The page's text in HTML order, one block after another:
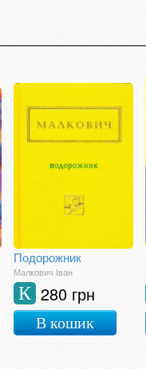
Подорожник
Малкович Іван
280 грн
К
В кошик